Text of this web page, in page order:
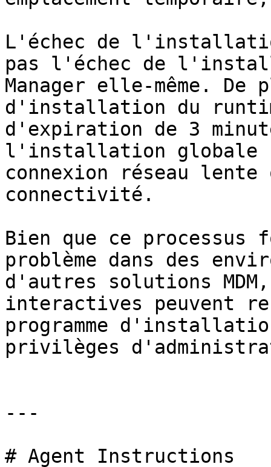
L'échec de
pas l'échec de
Manager elle-même.
d'installation du
d'expiration de 3
l'installation globale
connexion réseau
connectivité.
Bien que ce processus
problème dans des
d'autres solutions
interactives peuvent
programme
privilèges
---
# Agent Instructions